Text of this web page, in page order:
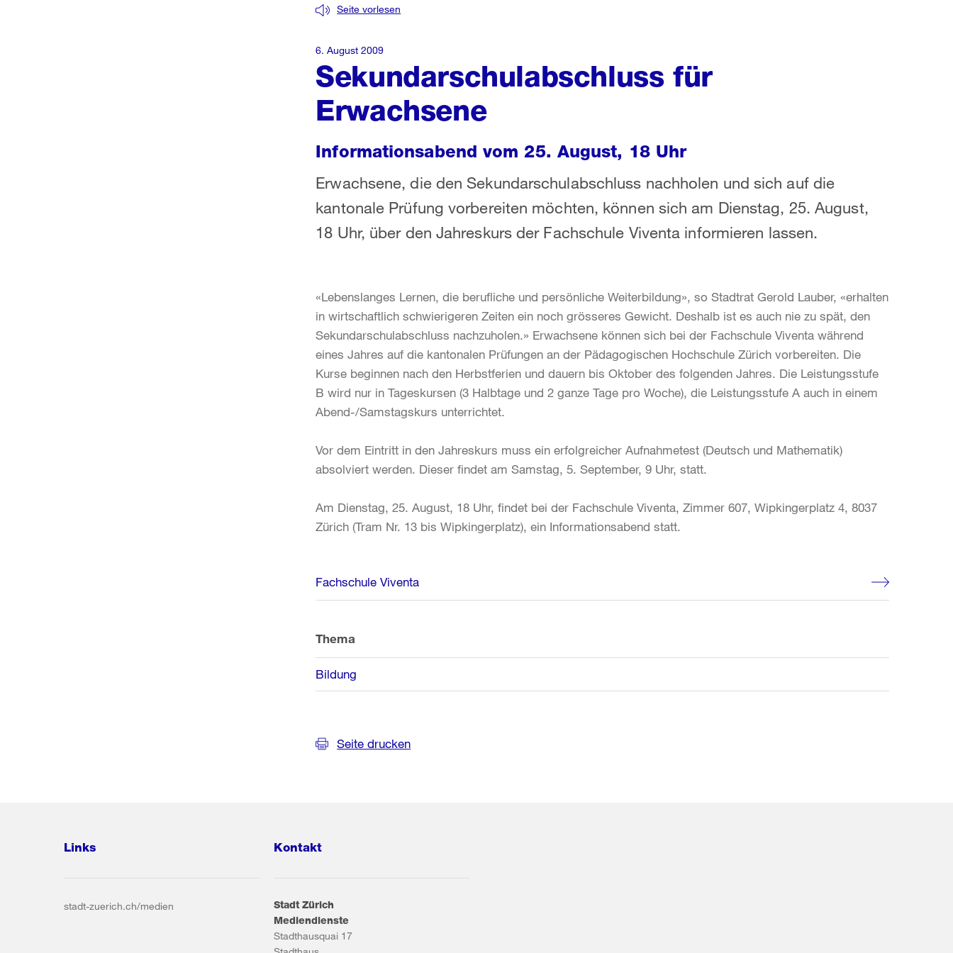
Sekundarschulabschluss für
Erwachsene
Seite vorlesen
Informationsabend vom 25. August, 18 Uhr
Erwachsene, die den Sekundarschulabschluss nachholen und sich auf die
kantonale Prüfung vorbereiten möchten, können sich am Dienstag, 25. August,
18 Uhr, über den Jahreskurs der Fachschule Viventa informieren lassen.
6. August 2009
«Lebenslanges Lernen, die berufliche und persönliche Weiterbildung», so Stadtrat Gerold Lauber, «erhalten
in wirtschaftlich schwierigeren Zeiten ein noch grösseres Gewicht. Deshalb ist es auch nie zu spät, den
Sekundarschulabschluss nachzuholen.» Erwachsene können sich bei der Fachschule Viventa während
eines Jahres auf die kantonalen Prüfungen an der Pädagogischen Hochschule Zürich vorbereiten. Die
Kurse beginnen nach den Herbstferien und dauern bis Oktober des folgenden Jahres. Die Leistungsstufe
B wird nur in Tageskursen (3 Halbtage und 2 ganze Tage pro Woche), die Leistungsstufe A auch in einem
Abend-/Samstagskurs unterrichtet.
Vor dem Eintritt in den Jahreskurs muss ein erfolgreicher Aufnahmetest (Deutsch und Mathematik)
absolviert werden. Dieser findet am Samstag, 5. September, 9 Uhr, statt.
Am Dienstag, 25. August, 18 Uhr, findet bei der Fachschule Viventa, Zimmer 607, Wipkingerplatz 4, 8037
Zürich (Tram Nr. 13 bis Wipkingerplatz), ein Informationsabend statt.
Weitere
Informationen
Fachschule Viventa
Thema
Bildung
Seite drucken
Links
stadt-zuerich.ch/medien
Kontakt
Stadt Zürich
Mediendienste
Stadthausquai 17